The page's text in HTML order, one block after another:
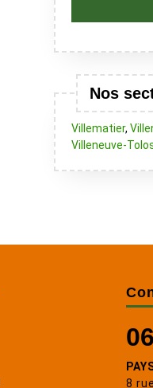
Nos
Villematier,
Villeneuve-
8